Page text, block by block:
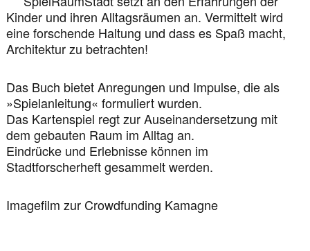
Kinder und ihren Alltagsräumen an. Vermittelt wird
eine forschende Haltung und dass es Spaß macht,
Architektur zu betrachten!
Das Buch bietet Anregungen und Impulse, die als
»Spielanleitung« formuliert wurden.
Das Kartenspiel regt zur Auseinandersetzung mit
dem gebauten Raum im Alltag an.
Eindrücke und Erlebnisse können im
Stadtforscherheft gesammelt werden.
Imagefilm zur Crowdfunding Kamagne